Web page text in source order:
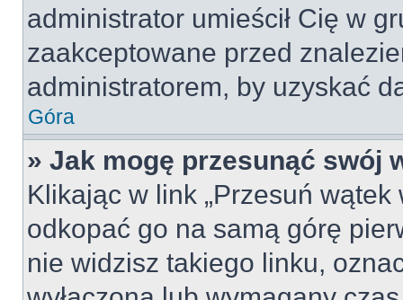
administrator umieścił Cię w
zaakceptowane przed
administratorem, by uzyskać
Góra
» Jak mogę przesunąć swój
Klikając w link „Przesuń
odkopać go na samą górę
nie widzisz takiego linku,